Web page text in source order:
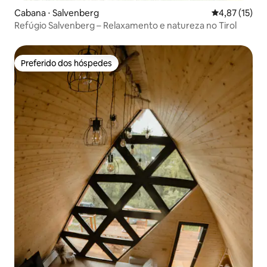
Cabana ⋅ Salvenberg 4,87 de uma
4,87 (15)
Refúgio Salvenberg – Relaxamento e natureza no Tirol
Preferido dos hóspedes
Preferido dos hóspedes